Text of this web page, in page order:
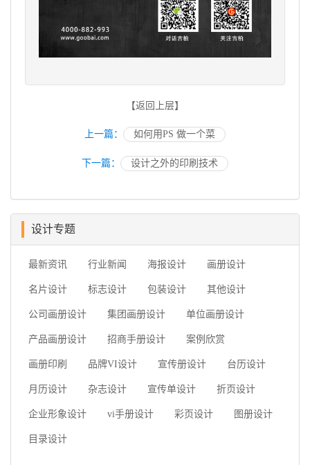
【返回上层】
上一篇： 如何用PS 做一个菜
下一篇： 设计之外的印刷技术
设计专题
最新资讯 行业新闻 海报设计 画册设计
名片设计 标志设计 包装设计 其他设计
公司画册设计 集团画册设计 单位画册设计
产品画册设计 招商手册设计 案例欣赏
画册印刷 品牌VI设计 宣传册设计 台历设计
月历设计 杂志设计 宣传单设计 折页设计
企业形象设计 vi手册设计 彩页设计 图册设计
目录设计